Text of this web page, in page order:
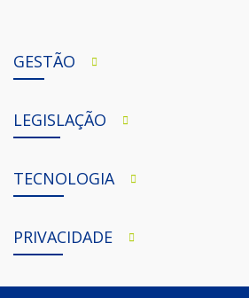
GESTÃO
LEGISLAÇÃO
TECNOLOGIA
PRIVACIDADE